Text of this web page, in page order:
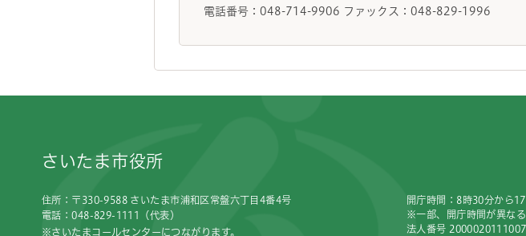
電話番号：048-714-9906 ファックス：048-829-1996
さいたま市役所
住所：〒330-9588 さいたま市浦和区常盤六丁目4番4号
電話：048-829-1111（代表）
※さいたまコールセンターにつながります。
開庁時間：8時30分から
※一部、開庁時間が異なる
法人番号 2000020111007